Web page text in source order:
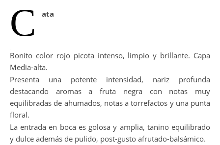
C ata
Bonito color rojo picota intenso, limpio y brillante. Capa
Media-alta.
Presenta una potente intensidad, nariz profunda
destacando aromas a fruta negra con notas muy
equilibradas de ahumados, notas a torrefactos y una punta
floral.
La entrada en boca es golosa y amplia, tanino equilibrado
y dulce además de pulido, post-gusto afrutado-balsámico.